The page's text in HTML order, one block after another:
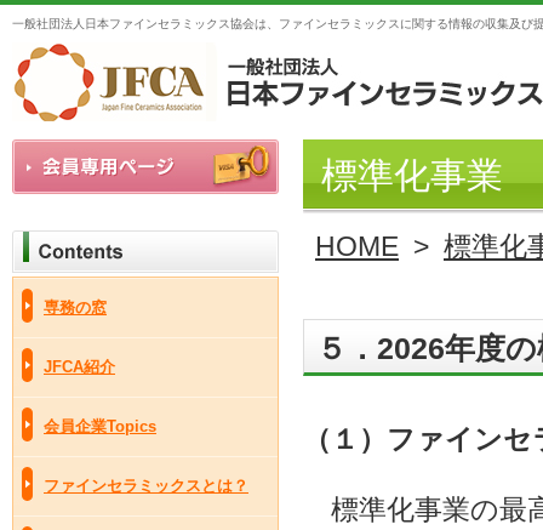
一般社団法人日本ファインセラミックス協会は、ファインセラミックスに関する情報の収集及
専務の窓
JFCA紹介
会員企業Topics
ファインセラミックスとは？
標準化事業
HOME > 標準化
５．2026年度
（１） ファインセ
標準化事業の最